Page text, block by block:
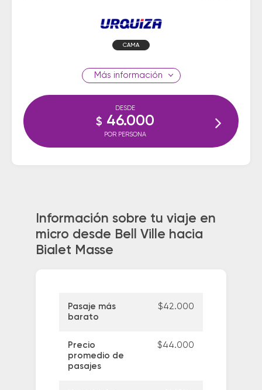
CAMA
información
DESDE
$ 46.000
POR PERSONA
Información sobre tu viaje en
micro desde Bell Ville hacia
Bialet Masse
Pasaje más
barato
$42.000
Precio
promedio de
pasajes
$44.000